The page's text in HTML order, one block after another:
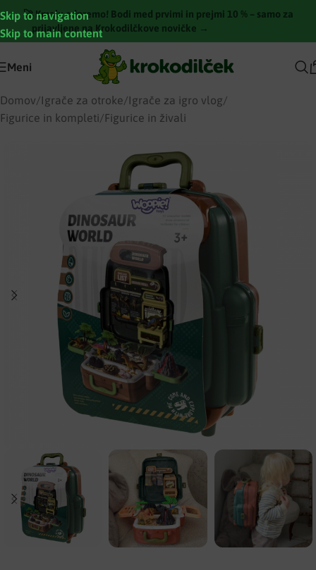
Skip to navigation
Skip to main content
🚀 Kmalu odpremo! Bodi med prvimi in prejmi 10 % – samo za
prijavljene na Krokodilčkove novičke →
Meni
Domov/Igrače za otroke/Igrače za igro vlog/
Figurice in kompleti/Figurice in živali